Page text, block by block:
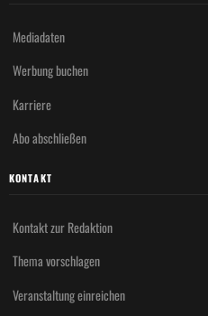
Mediadaten
Werbung buchen
Karriere
Abo abschließen
KONTAKT
Kontakt zur Redaktion
Thema vorschlagen
Veranstaltung einreichen